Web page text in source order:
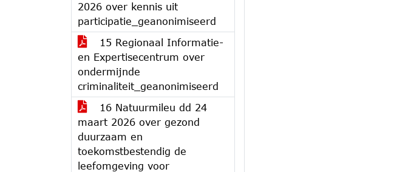
2026 over kennis uit
participatie_geanonimiseerd
15 Regionaal Informatie-
en Expertisecentrum over
ondermijnde
criminaliteit_geanonimiseerd
16 Natuurmileu dd 24
maart 2026 over gezond
duurzaam en
toekomstbestendig de
leefomgeving voor